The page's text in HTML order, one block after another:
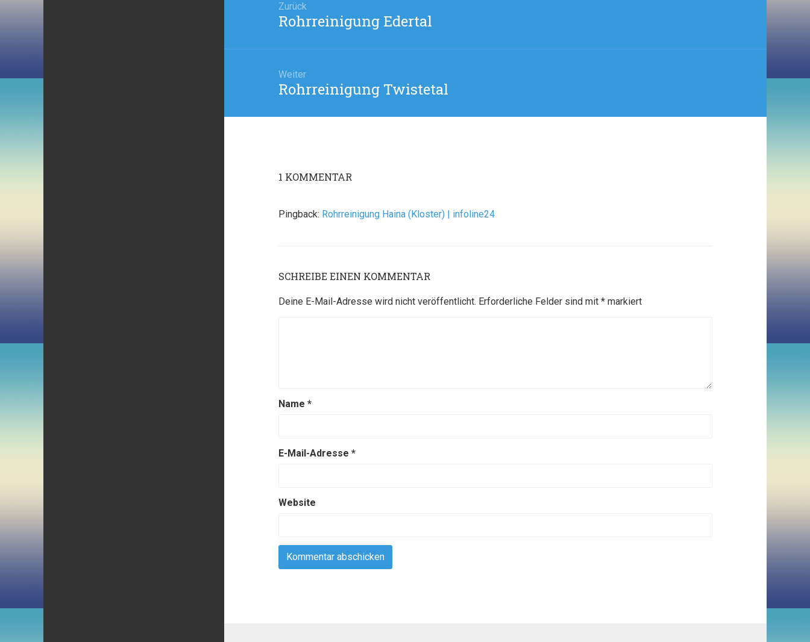
Zurück
Vorheriger
Rohrreinigung Edertal
Weiter
Nächster
Rohrreinigung Twistetal
1 KOMMENTAR
Pingback: Rohrreinigung Haina (Kloster) | infoline24
SCHREIBE EINEN KOMMENTAR
Deine E-Mail-Adresse wird nicht veröffentlicht. Erforderliche Felder sind mit * markiert
Name *
E-Mail-Adresse *
Website